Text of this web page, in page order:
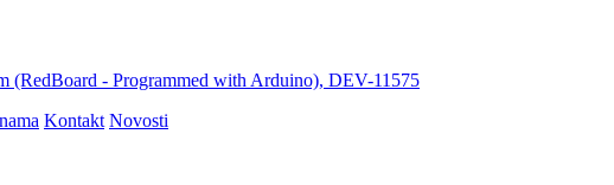
(RedBoard - Programmed with Arduino), DEV-11575
Kontakt Novosti